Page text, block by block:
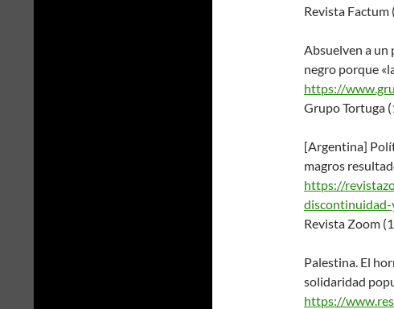
Revista
Absuelven a un
negro porque
https://
Grupo Tortuga
[Argentina]
magros
https://
discontinuidad-
Revista Zoom
Palestina. El
solidaridad
https://